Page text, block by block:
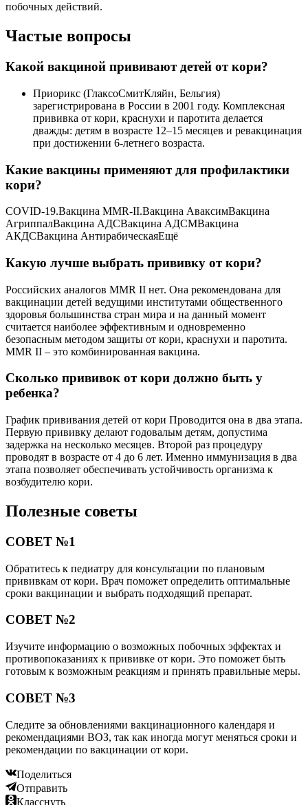
побочных действий.
Частые вопросы
Какой вакциной прививают детей от кори?
Приорикс (ГлаксоСмитКляйн, Бельгия)
зарегистрирована в России в 2001 году. Комплексная
прививка от кори, краснухи и паротита делается
дважды: детям в возрасте 12–15 месяцев и ревакцинация
при достижении 6-летнего возраста.
Какие вакцины применяют для профилактики
кори?
COVID-19.Вакцина MMR-II.Вакцина АваксимВакцина
АгриппалВакцина АДСВакцина АДСМВакцина
АКДСВакцина АнтирабическаяЕщё
Какую лучше выбрать прививку от кори?
Российских аналогов MMR II нет. Она рекомендована для
вакцинации детей ведущими институтами общественного
здоровья большинства стран мира и на данный момент
считается наиболее эффективным и одновременно
безопасным методом защиты от кори, краснухи и паротита.
MMR II – это комбинированная вакцина.
Сколько прививок от кори должно быть у
ребенка?
График прививания детей от кори Проводится она в два этапа.
Первую прививку делают годовалым детям, допустима
задержка на несколько месяцев. Второй раз процедуру
проводят в возрасте от 4 до 6 лет. Именно иммунизация в два
этапа позволяет обеспечивать устойчивость организма к
возбудителю кори.
Полезные советы
СОВЕТ №1
Обратитесь к педиатру для консультации по плановым
прививкам от кори. Врач поможет определить оптимальные
сроки вакцинации и выбрать подходящий препарат.
СОВЕТ №2
Изучите информацию о возможных побочных эффектах и
противопоказаниях к прививке от кори. Это поможет быть
готовым к возможным реакциям и принять правильные меры.
СОВЕТ №3
Следите за обновлениями вакцинационного календаря и
рекомендациями ВОЗ, так как иногда могут меняться сроки и
рекомендации по вакцинации от кори.
Поделиться
Отправить
Класснуть